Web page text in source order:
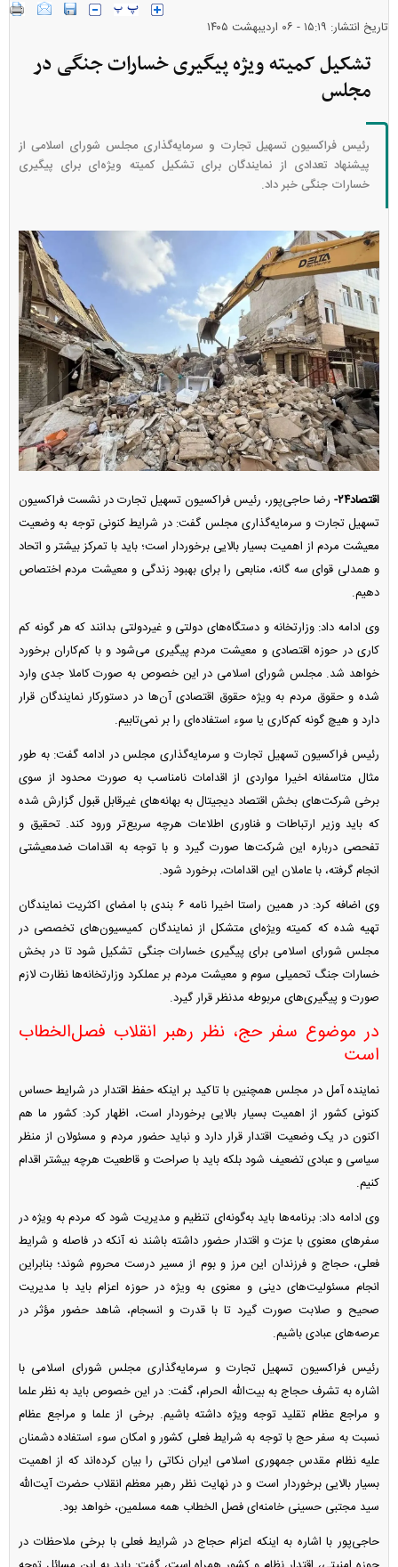
تاریخ انتشار: ۱۵:۱۹ - ۰۶ ارديبهشت ۱۴۰۵
تشکیل کمیته ویژه پیگیری خسارات جنگی در
مجلس
رئیس فراکسیون تسهیل تجارت و سرمایه‌گذاری مجلس شورای اسلامی از
پیشنهاد تعدادی از نمایندگان برای تشکیل کمیته‌ ویژه‌ای برای پیگیری
خسارات جنگی خبر داد.
اقتصاد۲۴-
رضا حاجی‌پور، رئیس فراکسیون تسهیل تجارت در نشست فراکسیون
تسهیل تجارت و سرمایه‌گذاری مجلس گفت: در شرایط کنونی توجه به وضعیت
معیشت مردم از اهمیت بسیار بالایی برخوردار است؛ باید با تمرکز بیشتر و اتحاد
و همدلی قوای سه گانه، منابعی را برای بهبود زندگی و معیشت مردم اختصاص
دهیم.
وی ادامه داد: وزارتخانه و دستگاه‌های دولتی و غیردولتی بدانند که هر گونه کم
کاری در حوزه اقتصادی و معیشت مردم پیگیری می‌شود و با کم‌کاران برخورد
خواهد شد. مجلس شورای اسلامی در این خصوص به صورت کاملا جدی وارد
شده و حقوق مردم به ویژه حقوق اقتصادی آن‌ها در دستورکار نمایندگان قرار
دارد و هیچ گونه کم‌کاری یا سوء استفاده‌ای را بر نمی‌تابیم.
رئیس فراکسیون تسهیل تجارت و سرمایه‌گذاری مجلس در ادامه گفت: به طور
مثال متاسفانه اخیرا مواردی از اقدامات نامناسب به صورت محدود از سوی
برخی شرکت‌های بخش اقتصاد دیجیتال به بهانه‌های غیرقابل قبول گزارش شده
که باید وزیر ارتباطات و فناوری اطلاعات هرچه سریع‌تر ورود کند. تحقیق و
تفحصی درباره این شرکت‌ها صورت گیرد و با توجه به اقدامات ضدمعیشتی
انجام گرفته، با عاملان این اقدامات، برخورد شود.
وی اضافه کرد: در همین راستا اخیرا نامه‌ ۶ بندی با امضای اکثریت نمایندگان
تهیه شده که کمیته‌ ویژه‌ای متشکل از نمایندگان کمیسیون‌های تخصصی در
مجلس شورای اسلامی برای پیگیری خسارات جنگی تشکیل شود تا در بخش
خسارات جنگ تحمیلی سوم و معیشت مردم بر عملکرد وزارتخانه‌ها نظارت لازم
صورت و پیگیری‌های مربوطه مدنظر قرار گیرد.
در موضوع سفر حج، نظر رهبر انقلاب فصل‌الخطاب
است
نماینده آمل در مجلس همچنین با تاکید بر اینکه حفظ اقتدار در شرایط حساس
کنونی کشور از اهمیت بسیار بالایی برخوردار است، اظهار کرد: کشور ما هم
اکنون در یک وضعیت اقتدار قرار دارد و نباید حضور مردم و مسئولان از منظر
سیاسی و عبادی تضعیف شود بلکه باید با صراحت و قاطعیت هرچه بیشتر اقدام
کنیم.
وی ادامه داد: برنامه‌ها باید به‌گونه‌ای تنظیم و مدیریت شود که مردم به‌ ویژه در
سفرهای معنوی با عزت و اقتدار حضور داشته باشند نه آنکه در فاصله و شرایط
فعلی، حجاج و فرزندان این مرز و بوم از مسیر درست محروم شوند؛ بنابراین
انجام مسئولیت‌های دینی و معنوی به ویژه در حوزه اعزام باید با مدیریت
صحیح و صلابت صورت گیرد تا با قدرت و انسجام، شاهد حضور مؤثر در
عرصه‌های عبادی باشیم.
رئیس فراکسیون تسهیل تجارت و سرمایه‌گذاری مجلس شورای اسلامی با
اشاره به تشرف حجاج به بیت‌الله الحرام، گفت: در این خصوص باید به نظر علما
و مراجع عظام تقلید توجه ویژه داشته باشیم. برخی از علما و مراجع عظام
نسبت به سفر حج با توجه به شرایط فعلی کشور و امکان سوء استفاده دشمنان
علیه نظام مقدس جمهوری اسلامی ایران نکاتی را بیان کرده‌اند که از اهمیت
بسیار بالایی برخوردار است و در نهایت نظر رهبر معظم انقلاب حضرت آیت‌الله
سید مجتبی حسینی خامنه‌ای فصل الخطاب همه مسلمین، خواهد بود.
حاجی‌پور با اشاره به اینکه اعزام حجاج در شرایط فعلی با برخی ملاحظات در